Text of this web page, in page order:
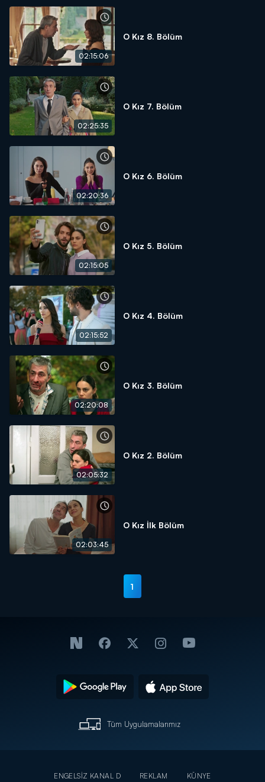
02:15:06
O Kız 8. Bölüm
02:25:35
O Kız 7. Bölüm
02:20:36
O Kız 6. Bölüm
02:15:05
O Kız 5. Bölüm
02:15:52
O Kız 4. Bölüm
02:20:08
O Kız 3. Bölüm
02:05:32
O Kız 2. Bölüm
02:03:45
O Kız İlk Bölüm
1
Tüm Uygulamalarımız
ENGELSİZ KANAL D REKLAM KÜNYE